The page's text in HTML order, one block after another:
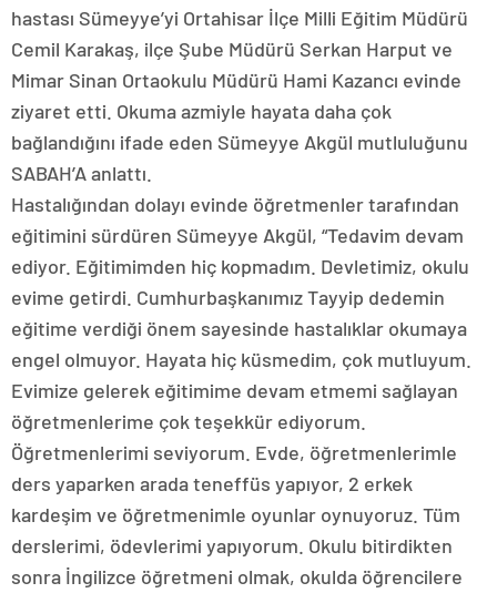
hastası Sümeyye’yi Ortahisar İlçe Milli Eğitim Müdürü
Cemil Karakaş, ilçe Şube Müdürü Serkan Harput ve
Mimar Sinan Ortaokulu Müdürü Hami Kazancı evinde
ziyaret etti. Okuma azmiyle hayata daha çok
bağlandığını ifade eden Sümeyye Akgül mutluluğunu
SABAH’A anlattı.
Hastalığından dolayı evinde öğretmenler tarafından
eğitimini sürdüren Sümeyye Akgül, “Tedavim devam
ediyor. Eğitimimden hiç kopmadım. Devletimiz, okulu
evime getirdi. Cumhurbaşkanımız Tayyip dedemin
eğitime verdiği önem sayesinde hastalıklar okumaya
engel olmuyor. Hayata hiç küsmedim, çok mutluyum.
Evimize gelerek eğitimime devam etmemi sağlayan
öğretmenlerime çok teşekkür ediyorum.
Öğretmenlerimi seviyorum. Evde, öğretmenlerimle
ders yaparken arada teneffüs yapıyor, 2 erkek
kardeşim ve öğretmenimle oyunlar oynuyoruz. Tüm
derslerimi, ödevlerimi yapıyorum. Okulu bitirdikten
sonra İngilizce öğretmeni olmak, okulda öğrencilere